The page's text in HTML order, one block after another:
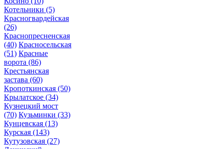
Котельники (5)
Красногвардейская
(26)
Краснопресненская
(40) Красносельская
(51) Красные
ворота (86)
Крестьянская
застава (60)
Кропоткинская (50)
Крылатское (34)
Кузнецкий мост
(70) Кузьминки (33)
Кунцевская (13)
Курская (143)
Кутузовская (27)